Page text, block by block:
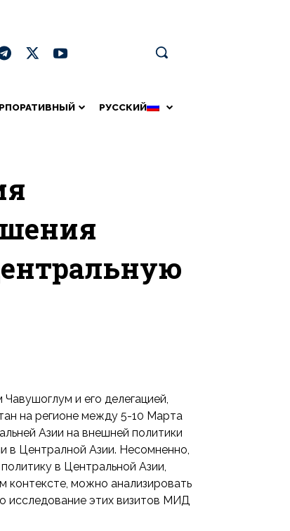
РУССКИЙ
и его делегацией,
на регионе между 5-10 Марта
Азии на внешней политики
в Централной Азии. Несомненно,
в Центральной Азии,
контексте, можно анализировать
исследование этих визитов МИД